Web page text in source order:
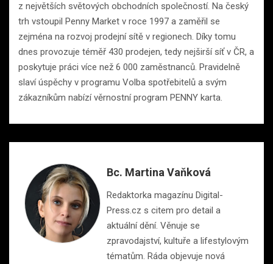
z největších světových obchodních společností. Na český
trh vstoupil Penny Market v roce 1997 a zaměřil se
zejména na rozvoj prodejní sítě v regionech. Díky tomu
dnes provozuje téměř 430 prodejen, tedy nejširší síť v ČR, a
poskytuje práci více než 6 000 zaměstnanců. Pravidelně
slaví úspěchy v programu Volba spotřebitelů a svým
zákazníkům nabízí věrnostní program PENNY karta.
Bc. Martina Vaňková
Redaktorka magazínu Digital-
Press.cz s citem pro detail a
aktuální dění. Věnuje se
zpravodajství, kultuře a lifestylovým
tématům. Ráda objevuje nová